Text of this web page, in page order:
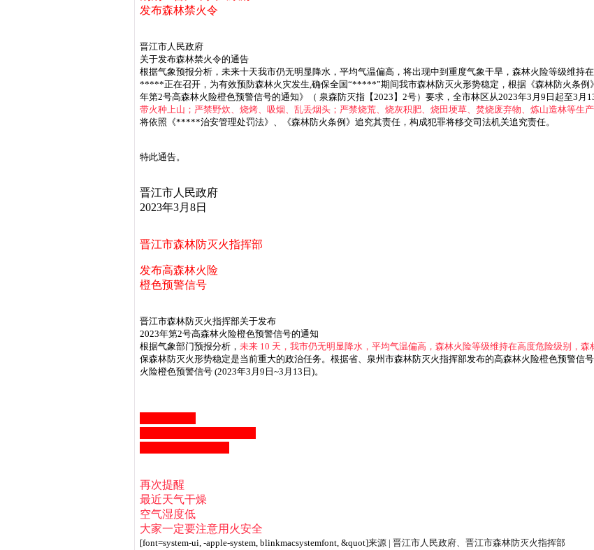
发布森林禁火令
晋江市人民政府
关于发布森林禁火令的通告
根据气象预报分析，未来十天我市仍无明显降水，平均气温偏高，将出现中到重度气象干旱，森林火险等级维持
*****正在召开，为有效预防森林火灾发生,确保全国“*****”期间我市森林防灭火形势稳定，根据《森林防火条例
年第2号高森林火险橙色预警信号的通知》（ 泉森防灭指【2023】2号）要求，全市林区从2023年3月9日起至3月
带火种上山；严禁野炊、烧烤、吸烟、乱丢烟头；严禁烧荒、烧灰积肥、烧田埂草、焚烧废弃物、炼山造林等生
将依照《*****治安管理处罚法》、《森林防火条例》追究其责任，构成犯罪将移交司法机关追究责任。
特此通告。
晋江市人民政府
2023年3月8日
晋江市森林防灭火指挥部
发布高森林火险
橙色预警信号
晋江市森林防灭火指挥部关于发布
2023年第2号高森林火险橙色预警信号的通知
根据气象部门预报分析， 未来 10 天，我市仍无明显降水，平均气温偏高，森林火险等级维持在高度危险级别，森
保森林防灭火形势稳定是当前重大的政治任务。根据省、泉州市森林防灭火指挥部发布的高森林火险橙色预警信
火险橙色预警信号 (2023年3月9日~3月13日)。
再次提醒
最近天气干燥
空气湿度低
大家一定要注意用火安全
[font=system-ui, -apple-system, blinkmacsystemfont, &quot]来源 | 晋江市人民政府、晋江市森林防灭火指挥部